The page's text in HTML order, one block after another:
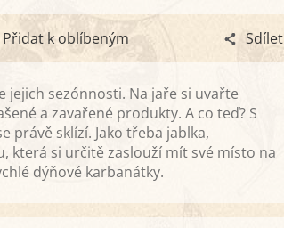
Přidat k oblíbeným Sdílet
sezónnosti. Na jaře si uvařte
a zavařené produkty. A co teď? S
právě sklízí. Jako třeba jablka,
která si určitě zaslouží mít své místo na
dýňové karbanátky.